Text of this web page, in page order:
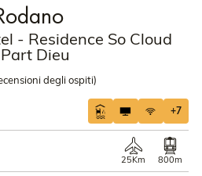
- Residence So Cloud
Dieu
degli ospiti)
+7
25Km 800m